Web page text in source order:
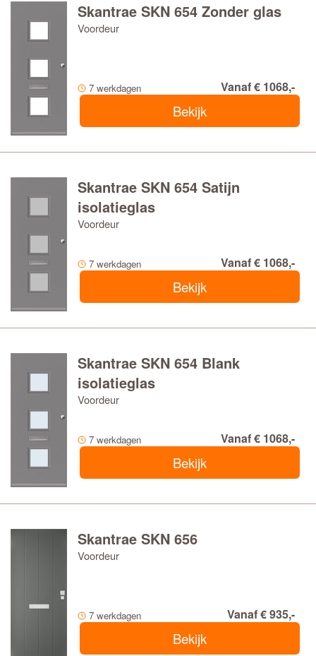
Skantrae SKN 654 Zonder glas
Voordeur
7 werkdagen Vanaf € 1068,-
Bekijk
Skantrae SKN 654 Satijn
isolatieglas
Voordeur
7 werkdagen Vanaf € 1068,-
Bekijk
Skantrae SKN 654 Blank
isolatieglas
Voordeur
7 werkdagen Vanaf € 1068,-
Bekijk
Skantrae SKN 656
Voordeur
7 werkdagen Vanaf € 935,-
Bekijk